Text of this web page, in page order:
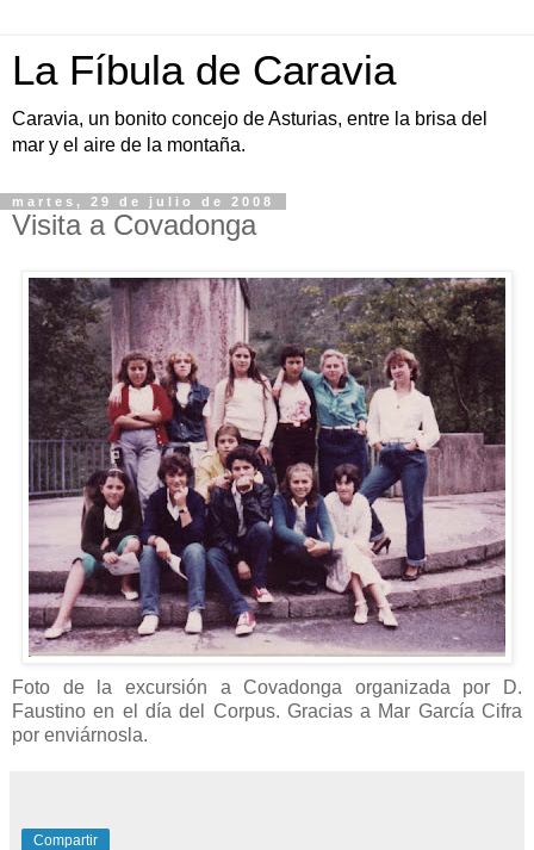
La Fíbula de Caravia
Caravia, un bonito concejo de Asturias, entre la brisa del
mar y el aire de la montaña.
martes, 29 de julio de 2008
Visita a Covadonga
Foto de la excursión a Covadonga organizada por D.
Faustino en el día del Corpus. Gracias a Mar García Cifra
por enviárnosla.
Compartir